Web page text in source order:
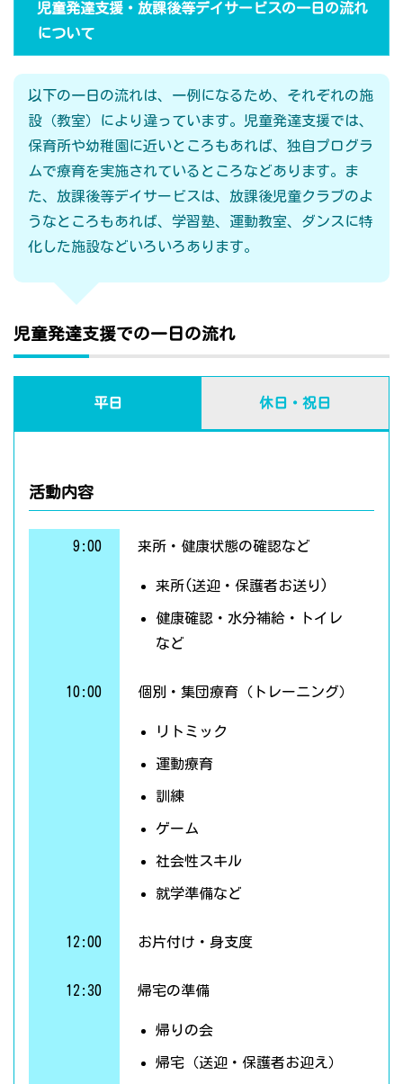
児童発達支援・放課後等デイサービスの一日の流れ
について
以下の一日の流れは、一例になるため、それぞれの施
設（教室）により違っています。児童発達支援では、
保育所や幼稚園に近いところもあれば、独自プログラ
ムで療育を実施されているところなどあります。ま
た、放課後等デイサービスは、放課後児童クラブのよ
うなところもあれば、学習塾、運動教室、ダンスに特
化した施設などいろいろあります。
児童発達支援での一日の流れ
平日 休日・祝日
活動内容
9:00 来所・健康状態の確認など
来所(送迎・保護者お送り)
健康確認・水分補給・トイレ
など
10:00 個別・集団療育（トレーニング）
リトミック
運動療育
訓練
ゲーム
社会性スキル
就学準備など
12:00 お片付け・身支度
12:30 帰宅の準備
帰りの会
帰宅（送迎・保護者お迎え）